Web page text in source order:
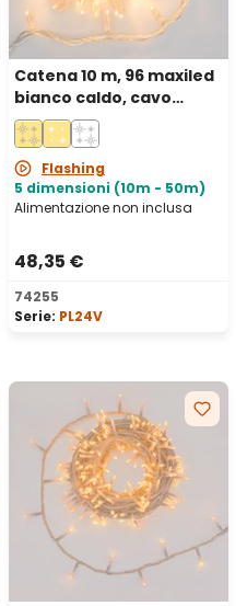
Catena 10 m, 96 maxiled
bianco caldo, cavo
trasparente,
prolungabile
Flashing
5 dimensioni (10m - 50m)
Alimentazione non inclusa
48,35 €
74255
Serie: PL24V